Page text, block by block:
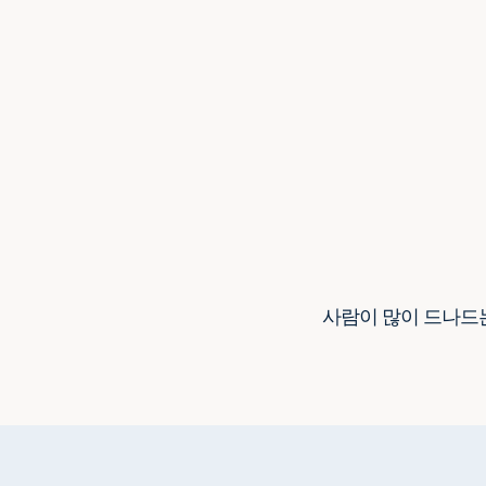
사람이 많이 드나드